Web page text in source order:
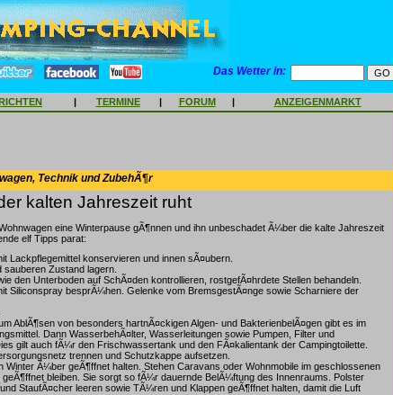
Das Wetter in:
| TERMINE | FORUM | ANZEIGENMARKT
Technik und ZubehÃ¶r
kalten Jahreszeit ruht
eine Winterpause gÃ¶nnen und ihn unbeschadet Ã¼ber die kalte Jahreszeit
elf Tipps parat:
Lackpflegemittel konservieren und innen sÃ¤ubern.
Zustand lagern.
den Unterboden auf SchÃ¤den kontrollieren, rostgefÃ¤hrdete Stellen behandeln.
Siliconspray besprÃ¼hen. Gelenke vom BremsgestÃ¤nge sowie Scharniere der
AblÃ¶sen von besonders hartnÃ¤ckigen Algen- und BakterienbelÃ¤gen gibt es im
Dann WasserbehÃ¤lter, Wasserleitungen sowie Pumpen, Filter und
gilt auch fÃ¼r den Frischwassertank und den FÃ¤kalientank der Campingtoilette.
trennen und Schutzkappe aufsetzen.
Winter Ã¼ber geÃ¶ffnet halten. Stehen Caravans oder Wohnmobile im geschlossenen
bleiben. Sie sorgt so fÃ¼r dauernde BelÃ¼ftung des Innenraums. Polster
StaufÃ¤cher leeren sowie TÃ¼ren und Klappen geÃ¶ffnet halten, damit die Luft